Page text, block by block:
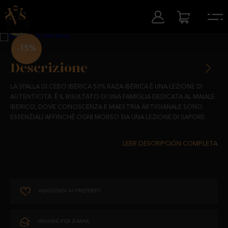
-15%
Descrizione
LA SPALLA DI CEBO IBÉRICA 50% RAZA IBÉRICA È UNA LEZIONE DI
AUTENTICITÀ. È IL RISULTATO DI UNA FAMIGLIA DEDICATA AL MAIALE
IBERICO, DOVE CONOSCENZA E MAESTRIA ARTIGIANALE SONO
ESSENZIALI AFFINCHÉ OGNI MORSO SIA UNA LEZIONE DI SAPORE.
QUESTA SPALLA PROVIENE DA MAIALI IBERICI AL 50%, ALIMENTATI
SI TRATTA DI UNA SPALLA DI CEBO IBÉRICA CON ETICHETTA BIANCA,
EQUILIBRATO TRASMETTE L'EREDITÀ DI UNA FAMIGLIA
AGGIUNGI AI PREFERITI
INVIARE PER E-MAIL